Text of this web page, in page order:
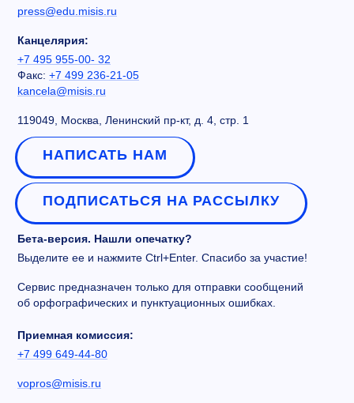
press@edu.misis.ru
Канцелярия:
+7 495 955-00- 32
Факс: +7 499 236-21-05
kancela@misis.ru
119049, Москва, Ленинский пр-кт, д. 4, стр. 1
НАПИСАТЬ НАМ
ПОДПИСАТЬСЯ НА РАССЫЛКУ
Бета-версия. Нашли опечатку?
Выделите ее и нажмите Ctrl+Enter. Спасибо за участие!
Сервис предназначен только для отправки сообщений
об орфографических и пунктуационных ошибках.
Приемная комиссия:
+7 499 649-44-80
vopros@misis.ru